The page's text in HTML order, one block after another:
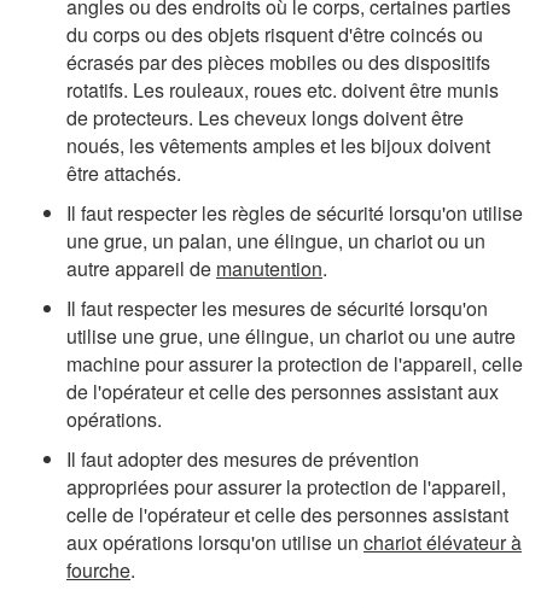
angles ou des endroits où le corps, certaines parties
du corps ou des objets risquent d'être coincés ou
écrasés par des pièces mobiles ou des dispositifs
rotatifs. Les rouleaux, roues etc. doivent être munis
de protecteurs. Les cheveux longs doivent être
noués, les vêtements amples et les bijoux doivent
être attachés.
Il faut respecter les règles de sécurité lorsqu'on utilise
une grue, un palan, une élingue, un chariot ou un
autre appareil de manutention.
Il faut respecter les mesures de sécurité lorsqu'on
utilise une grue, une élingue, un chariot ou une autre
machine pour assurer la protection de l'appareil, celle
de l'opérateur et celle des personnes assistant aux
opérations.
Il faut adopter des mesures de prévention
appropriées pour assurer la protection de l'appareil,
celle de l'opérateur et celle des personnes assistant
aux opérations lorsqu'on utilise un chariot élévateur à
fourche.